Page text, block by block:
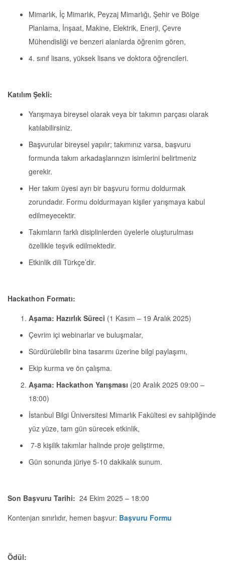
Mimarlık, İç Mimarlık, Peyzaj Mimarlığı, Şehir ve Bölge
Planlama, İnşaat, Makine, Elektrik, Enerji, Çevre
Mühendisliği ve benzeri alanlarda öğrenim gören,
4. sınıf lisans, yüksek lisans ve doktora öğrencileri.
Katılım Şekli:
Yarışmaya bireysel olarak veya bir takımın parçası olarak
katılabilirsiniz.
Başvurular bireysel yapılır; takımınız varsa, başvuru
formunda takım arkadaşlarınızın isimlerini belirtmeniz
gerekir.
Her takım üyesi ayrı bir başvuru formu doldurmak
zorundadır. Formu doldurmayan kişiler yarışmaya kabul
edilmeyecektir.
Takımların farklı disiplinlerden üyelerle oluşturulması
özellikle teşvik edilmektedir.
Etkinlik dili Türkçe’dir.
Hackathon Formatı:
Aşama: Hazırlık Süreci (1 Kasım – 19 Aralık 2025)
Çevrim içi webinarlar ve buluşmalar,
Sürdürülebilir bina tasarımı üzerine bilgi paylaşımı,
Ekip kurma ve ön çalışma.
Aşama: Hackathon Yarışması (20 Aralık 2025 09:00 –
18:00)
İstanbul Bilgi Üniversitesi Mimarlık Fakültesi ev sahipliğinde
yüz yüze, tam gün sürecek etkinlik,
7-8 kişilik takımlar halinde proje geliştirme,
Gün sonunda jüriye 5-10 dakikalık sunum.
Son Başvuru Tarihi: 24 Ekim 2025 – 18:00
Kontenjan sınırlıdır, hemen başvur: Başvuru Formu
Ödül: